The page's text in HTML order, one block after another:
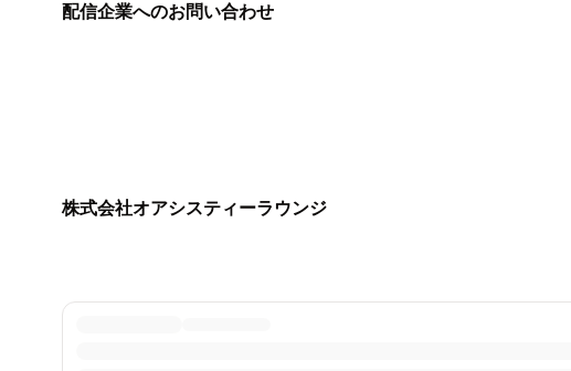
配信企業へのお問い合わせ
株式会社オアシスティーラウンジ